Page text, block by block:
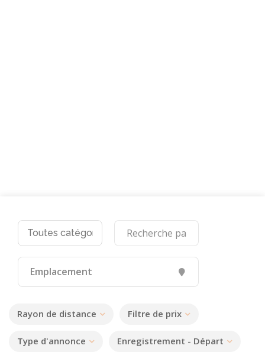
Rayon de distance Filtre de prix
Type d'annonce Enregistrement - Départ